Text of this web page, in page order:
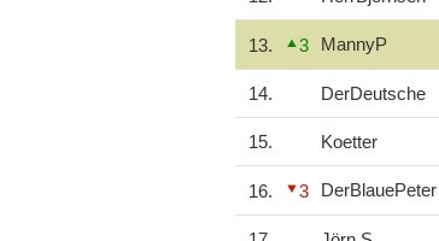
13. 3 MannyP
14. DerDeutsche
15. Koetter
16. 3 DerBlauePeter